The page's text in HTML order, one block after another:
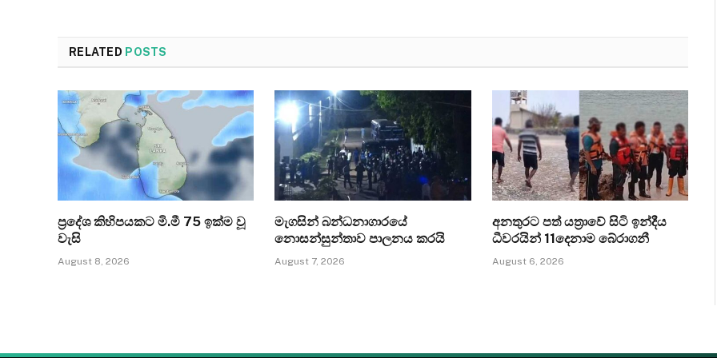
RELATED POSTS
ප්‍රදේශ කිහිපයකට මි.මී 75 ඉක්ම වූ
වැසි
August 8, 2026
මැගසින් බන්ධනාගාරයේ
නොසන්සුන්තාව පාලනය කරයි
August 7, 2026
අනතුරට පත් යත්‍රාවේ සිටි ඉන්දීය
ධීවරයින් 11දෙනාම බේරාගනී
August 6, 2026